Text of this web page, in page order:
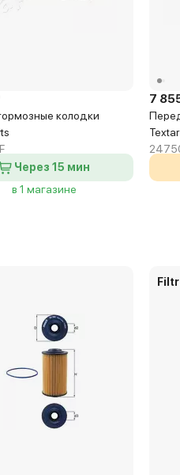
колодки
Через 15 мин
в 1 магазине
7